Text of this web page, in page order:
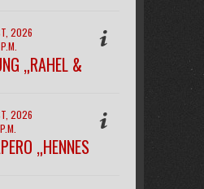
2026
„RAHEL &
2026
„HENNES